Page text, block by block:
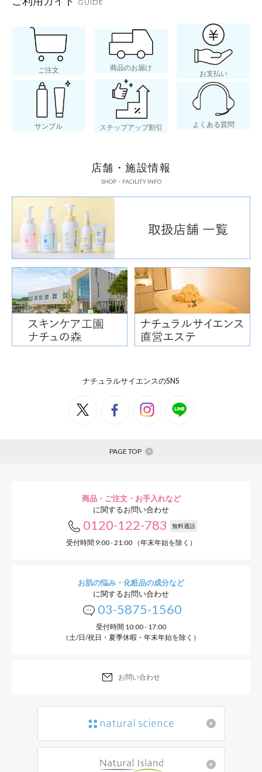
GUIDE
ご注文 商品のお届け
お支払い
サンプル ステップアップ割引 よくある質問
店舗・施設情報
SHOP・FACILITY INFO
ナチュラルサイエンスのSNS
PAGE TOP
商品・ご注文・お手入れなど
に関するお問い合わせ
0120-122-783 無料通話
受付時間 9:00 - 21:00 （年末年始を除く）
お肌の悩み・化粧品の成分など
に関するお問い合わせ
03-5875-1560
受付時間 10:00 - 17:00
（土/日/祝日・夏季休暇・年末年始を除く）
お問い合わせ